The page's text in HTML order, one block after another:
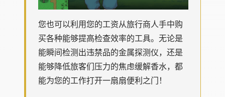
您也可以利用您的工资从旅行商人手中购
买各种能够提高检查效率的工具。无论是
能瞬间检测出违禁品的金属探测仪，还是
能够降低旅客们压力的焦虑缓解香水，都
能为您的工作打开一扇扇便利之门！